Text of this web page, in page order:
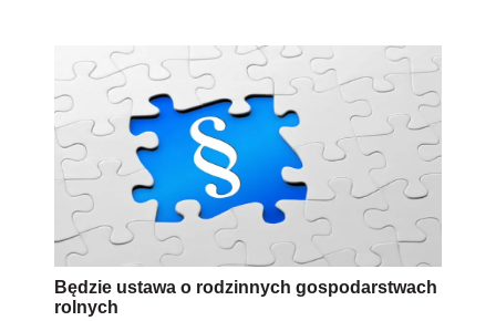
Będzie ustawa o rodzinnych gospodarstwach
rolnych